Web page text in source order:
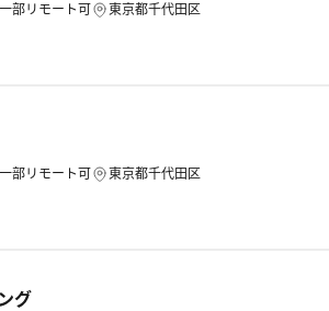
一部リモート可 東京都千代田区
一部リモート可 東京都千代田区
グ